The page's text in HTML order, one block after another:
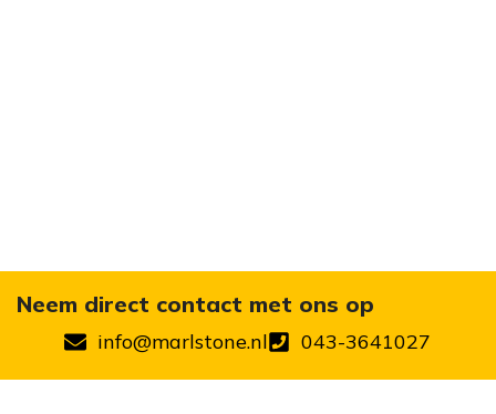
Neem direct contact met ons op
info@marlstone.nl 043-3641027